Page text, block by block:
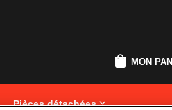
MON
Pièces détachées